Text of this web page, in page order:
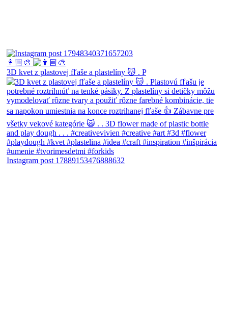
👩🏼‍🎨
3D kvet z plastovej fľaše a plastelíny 😽 . P
Instagram post 17889153476888632